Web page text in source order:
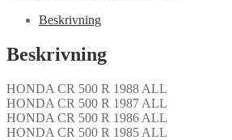
Beskrivning
Beskrivning
HONDA CR 500 R 1988 ALL
HONDA CR 500 R 1987 ALL
HONDA CR 500 R 1986 ALL
HONDA CR 500 R 1985 ALL